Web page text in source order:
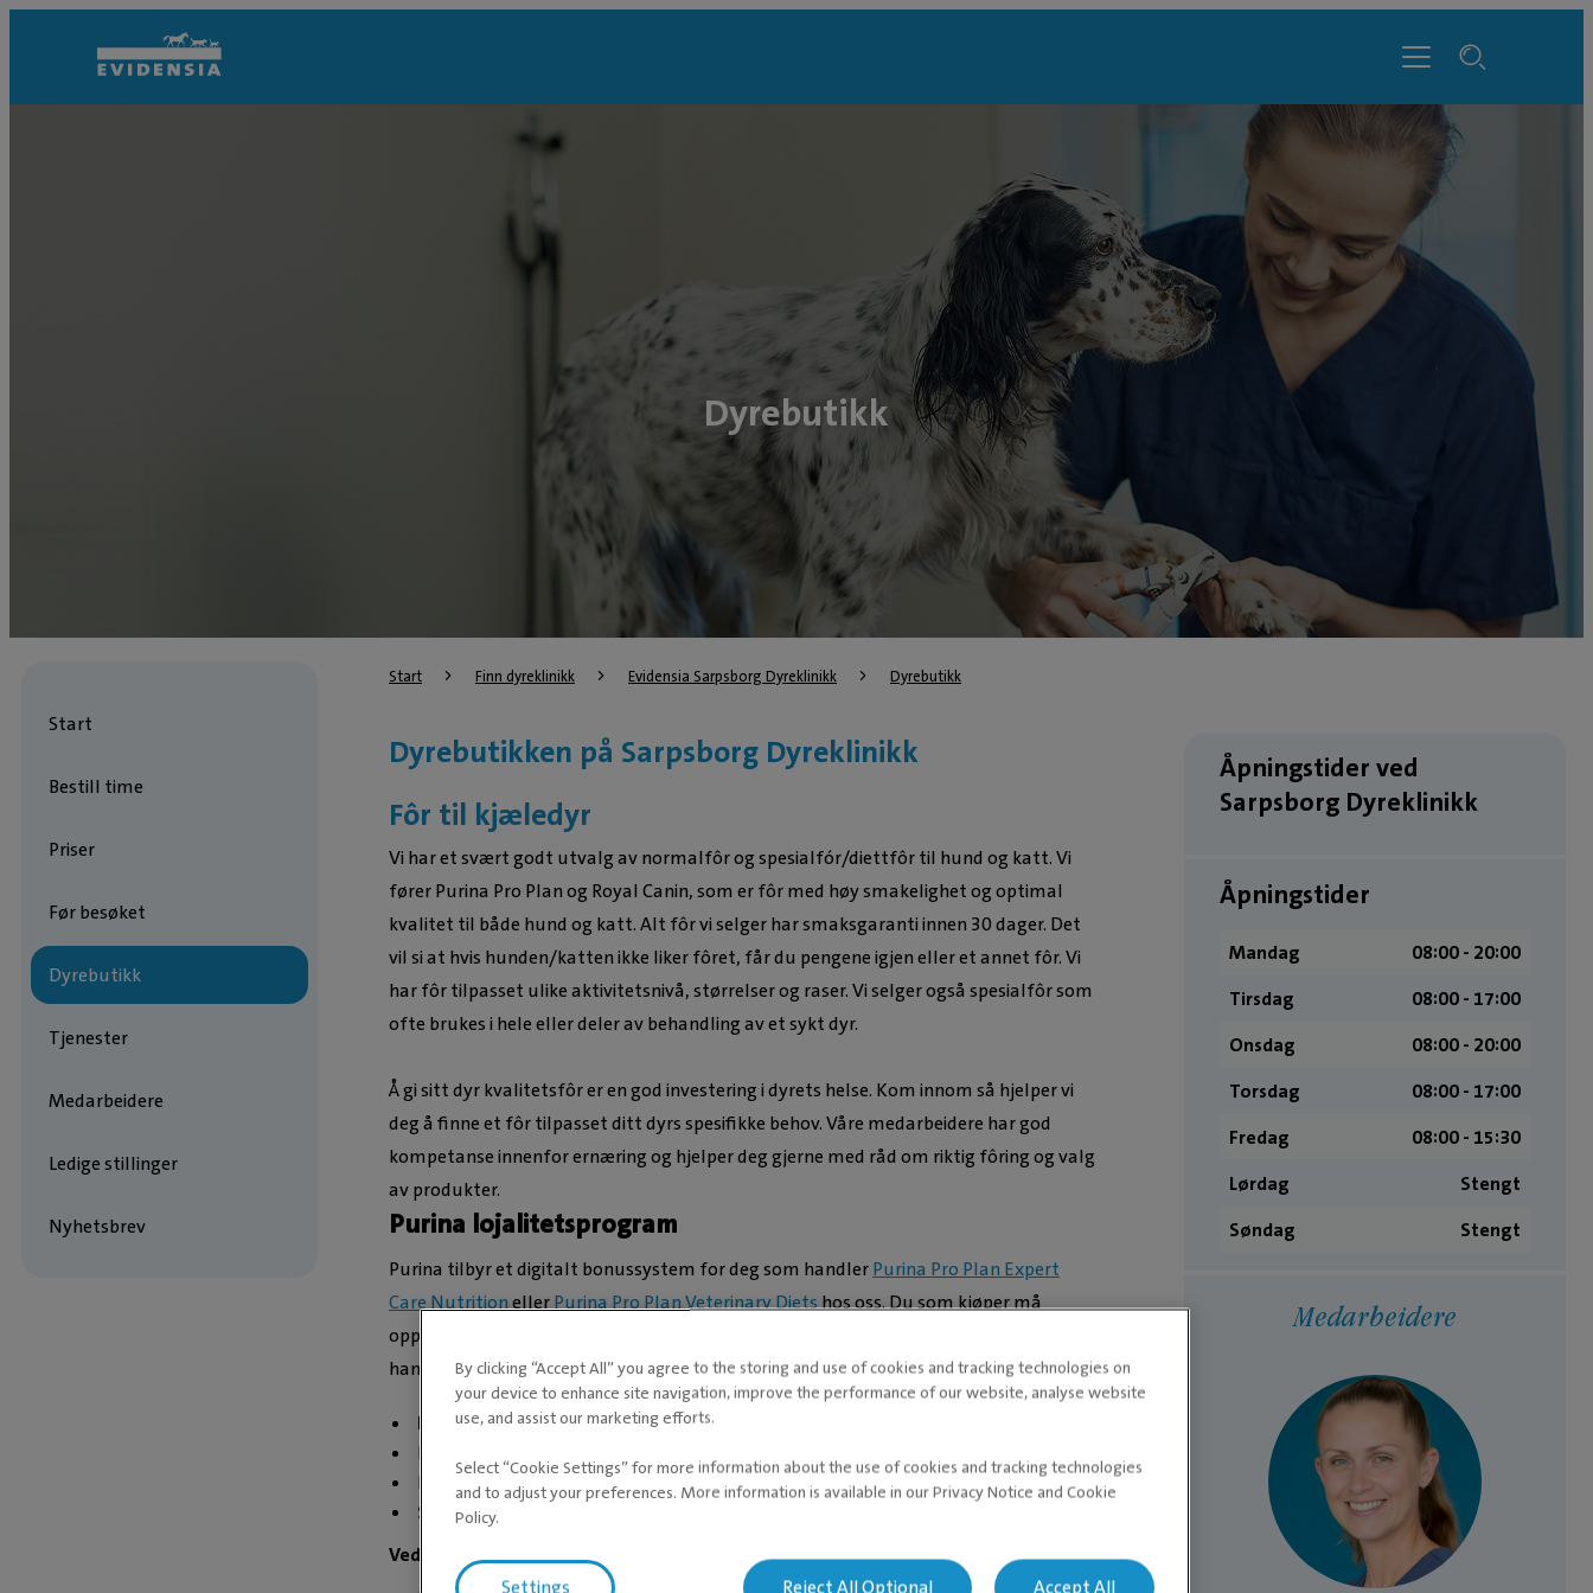
Dyrebutikk
Start Finn dyreklinikk Evidensia Sarpsborg Dyreklinikk Dyrebutikk
Start
Bestill time
Priser
Før besøket
Dyrebutikk
Tjenester
Medarbeidere
Ledige stillinger
Nyhetsbrev
Dyrebutikken på Sarpsborg Dyreklinikk
Fôr til kjæledyr
Vi har et svært godt utvalg av normalfôr og spesialfór/diettfôr til hund og katt. Vi
fører Purina Pro Plan og Royal Canin, som er fôr med høy smakelighet og optimal
kvalitet til både hund og katt. Alt fôr vi selger har smaksgaranti innen 30 dager. Det
vil si at hvis hunden/katten ikke liker fôret, får du pengene igjen eller et annet fôr. Vi
har fôr tilpasset ulike aktivitetsnivå, størrelser og raser. Vi selger også spesialfôr som
ofte brukes i hele eller deler av behandling av et sykt dyr.
Å gi sitt dyr kvalitetsfôr er en god investering i dyrets helse. Kom innom så hjelper vi
deg å finne et fôr tilpasset ditt dyrs spesifikke behov. Våre medarbeidere har god
kompetanse innenfor ernæring og hjelper deg gjerne med råd om riktig fôring og valg
av produkter.
Purina lojalitetsprogram
Purina tilbyr et digitalt bonussystem for deg som handlerPurina Pro Plan Expert
Care NutritionellerPurina Pro Plan Veterinary Dietshos oss. Du som kjøper må
opprette en gratis bruker i appen Bonuscard, og dine kjøp registreres hver gang du
handler fôr hos oss.
Komplett balansert fôrtil hund og katt
Passer til
Inneholder
råmelk
Smaksgaranti
Vedlikeholdsfôr:
Åpningstider ved
Sarpsborg Dyreklinikk
Åpningstider
Mandag
08:00 ­- 20:00
Tirsdag
08:00 ­- 17:00
Onsdag
08:00 ­- 20:00
Torsdag
08:00 ­- 17:00
Fredag
08:00 ­- 15:30
Lørdag
Stengt
Søndag
Stengt
Medarbeidere
By clicking “Accept All” you agree to the storing and use of cookies and tracking technologies on
your device to enhance site navigation, improve the performance of our website, analyse website
use, and assist our marketing efforts.
Select “Cookie Settings” for more information about the use of cookies and tracking technologies
and to adjust your preferences. More information is available in our Privacy Notice and Cookie
Policy.
Settings Reject All Optional Accept All